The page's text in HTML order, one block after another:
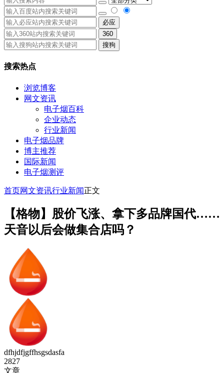
必应
360
搜狗
搜索热点
浏览博客
网文资讯
电子烟百科
企业动态
行业新闻
电子烟品牌
博主推荐
国际新闻
电子烟测评
首页网文资讯行业新闻正文
【格物】股价飞涨、拿下多品牌国代……
天音以后会做集合店吗？
dfhjdfjgffhsgsdasfa
2827
文章